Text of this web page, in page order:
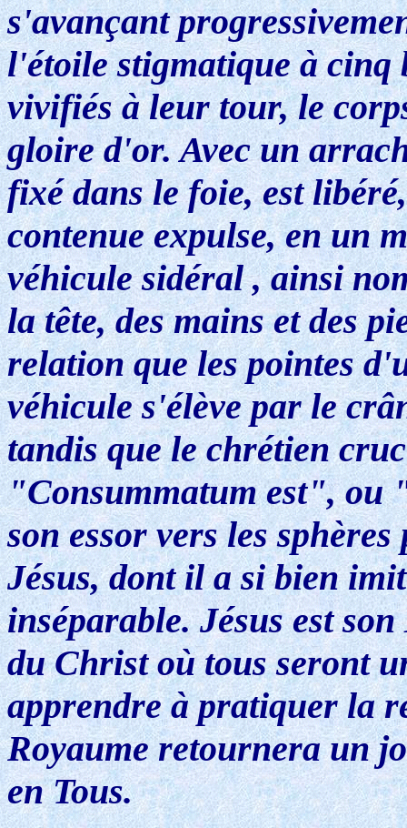
s'avançant
l'étoile stigmatique à cinq
vivifiés à leur tour, le
gloire d'or. Avec un
fixé dans le foie, est
contenue expulse, en un
véhicule sidéral , ainsi
la tête, des mains et des
relation que les pointes
véhicule s'élève par le
tandis que le chrétien
"Consummatum est", ou
son essor vers les
Jésus, dont il a si bien
inséparable. Jésus est
du Christ où tous seront
apprendre à pratiquer la
Royaume retournera un
en Tous.